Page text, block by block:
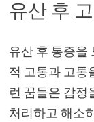
유산 후
유산 후 통증을
적 고통과 고통
런 꿈들은 감정
처리하고 해소